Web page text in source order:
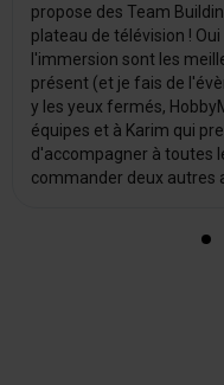
propose des Team
plateau de télévision !
l'immersion sont les
présent (et je fais de
y les yeux fermés,
équipes et à Karim qui
d'accompagner à toutes
commander deux autres